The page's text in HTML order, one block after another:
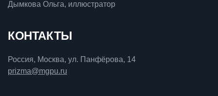
Дымкова Ольга, иллюстратор
КОНТАКТЫ
Россия, Москва, ул. Панфёрова, 14
prizma@mgpu.ru